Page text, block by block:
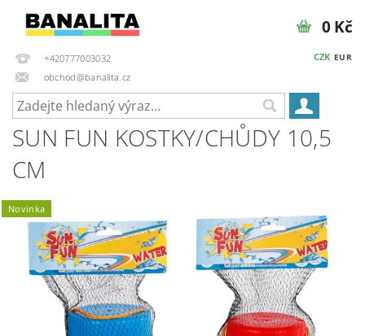
+420777003032
obchod@banalita.cz
CZK EUR
0 Kč
SUN FUN KOSTKY/CHŮDY 10,5
CM
Novinka